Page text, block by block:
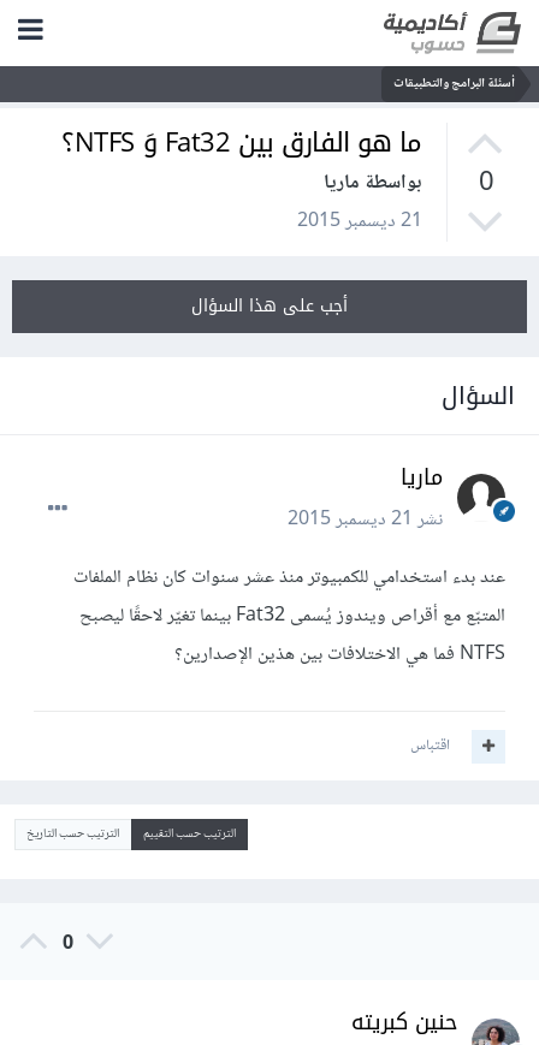
أسئلة البرامج والتطبيقات
0
ما هو الفارق بين Fat32 وَ NTFS؟
بواسطة ماريا
21 ديسمبر 2015
أجب على هذا السؤال
السؤال
ماريا
نشر21 ديسمبر 2015
عند بدء استخدامي للكمبيوتر منذ عشر سنوات كان نظام الملفات
المتبّع مع أقراص ويندوز يُسمى Fat32 بينما تغيّر لاحقًا ليصبح
NTFS فما هي الاختلافات بين هذين الإصدارين؟
اقتباس
الترتيب حسب التقييم الترتيب حسب التاريخ
0
حنين كبريته